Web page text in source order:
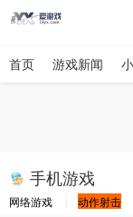
首页 游戏新闻
手机游戏
网络游戏 动作射击